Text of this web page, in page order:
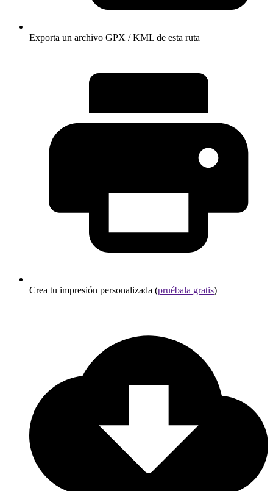
Exporta un archivo GPX / KML de esta ruta
Crea tu impresión personalizada (pruébala gratis)